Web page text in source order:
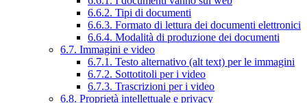
6.6.2. Tipi di documenti
6.6.3. Formato di lettura dei documenti elettronici
6.6.4. Modalità di produzione dei documenti
6.7. Immagini e video
6.7.1. Testo alternativo (alt text) per le immagini
6.7.2. Sottotitoli per i video
6.7.3. Trascrizioni per i video
6.8. Proprietà intellettuale e privacy